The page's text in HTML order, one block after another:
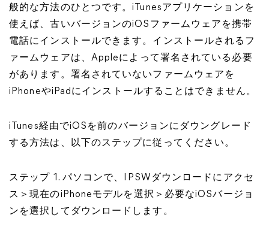
般的な方法のひとつです。iTunesアプリケーションを
使えば、古いバージョンのiOSファームウェアを携帯
電話にインストールできます。インストールされるフ
ァームウェアは、Appleによって署名されている必要
があります。署名されていないファームウェアを
iPhoneやiPadにインストールすることはできません。
iTunes経由でiOSを前のバージョンにダウングレード
する方法は、以下のステップに従ってください。
ステップ 1. パソコンで、IPSWダウンロードにアクセ
ス＞現在のiPhoneモデルを選択＞必要なiOSバージョ
ンを選択してダウンロードします。